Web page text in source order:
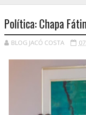
Política: Chapa
BLOG JACÓ COSTA